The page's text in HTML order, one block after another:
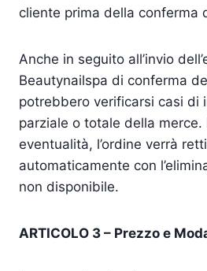
cliente prima della conferma
Anche in seguito all’invio
Beautynailspa di conferma
potrebbero verificarsi casi di
parziale o totale della merce.
eventualità, l’ordine verrà
automaticamente con
non disponibile.
ARTICOLO 3 – Prezzo e